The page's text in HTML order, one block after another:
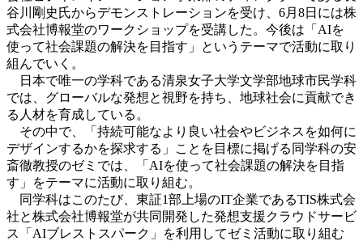
谷川剛史氏からデモンストレーションを受け、6月8日には株
式会社博報堂のワークショップを受講した。今後は「AIを
使って社会課題の解決を目指す」というテーマで活動に取り
組んでいく。
日本で唯一の学科である清泉女子大学文学部地球市民学科
では、グローバルな発想と視野を持ち、地球社会に貢献でき
る人材を育成している。
その中で、「持続可能なより良い社会やビジネスを如何に
デザインするかを探求する」ことを目標に掲げる同学科の安
斎徹教授のゼミでは、「AIを使って社会課題の解決を目指
す」をテーマに活動に取り組む。
同学科はこのたび、東証1部上場のIT企業であるTIS株式会
社と株式会社博報堂が共同開発した発想支援クラウドサービ
ス「AIブレストスパーク」を利用してゼミ活動に取り組む